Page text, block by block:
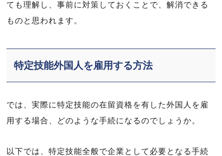
ても理解し、事前に対策しておくことで、解消できる
ものと思われます。
特定技能外国人を雇用する方法
では、実際に特定技能の在留資格を有した外国人を雇
用する場合、どのような手続になるのでしょうか。
以下では、特定技能全般で企業として必要となる手続